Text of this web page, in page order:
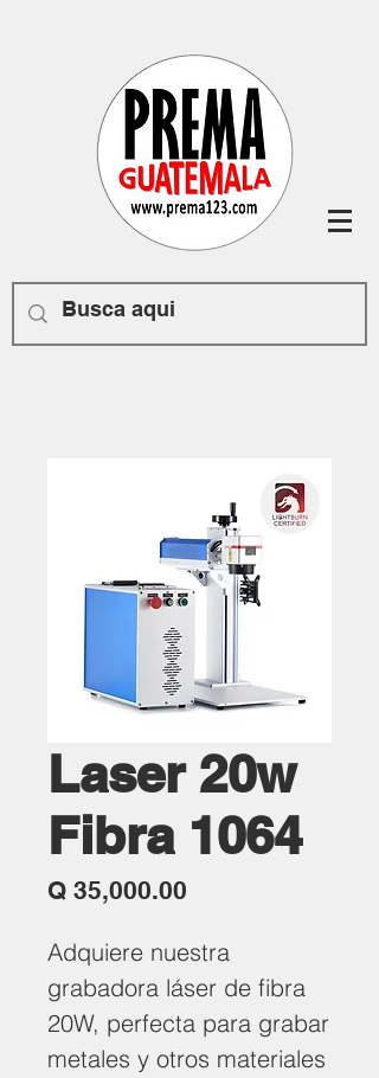
Laser 20w
Fibra 1064
Q 35,000.00
Adquiere nuestra
grabadora láser de fibra
20W, perfecta para grabar
metales y otros materiales